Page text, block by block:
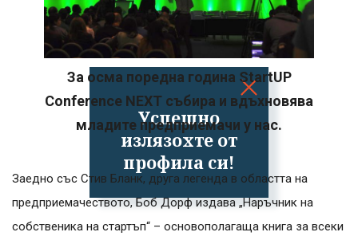
Успешно
излязохте от
профила си!
За осма поредна година StartUP
Conference NEXT събира и вдъхновява
младите предприемачи у нас.
Заедно със Стив Бланк, друга легенда в областта на
предприемачеството, Боб Дорф издава „Наръчник на
собственика на стартъп“ – основополагаща книга за всеки